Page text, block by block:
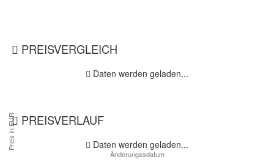
PREISVERGLEICH
Daten werden geladen...
PREISVERLAUF
Daten werden geladen...